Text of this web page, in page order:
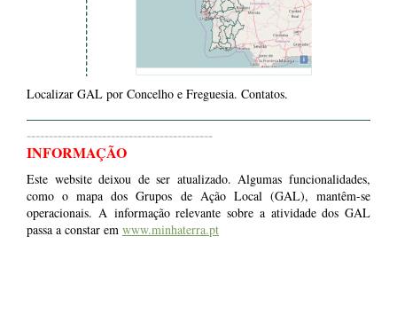
Localizar GAL por Concelho e Freguesia. Contatos.
------------------------------------------
INFORMAÇÃO
Este website deixou de ser atualizado. Algumas funcionalidades,
como o mapa dos Grupos de Ação Local (GAL), mantêm-se
operacionais. A informação relevante sobre a atividade dos GAL
passa a constar em www.minhaterra.pt